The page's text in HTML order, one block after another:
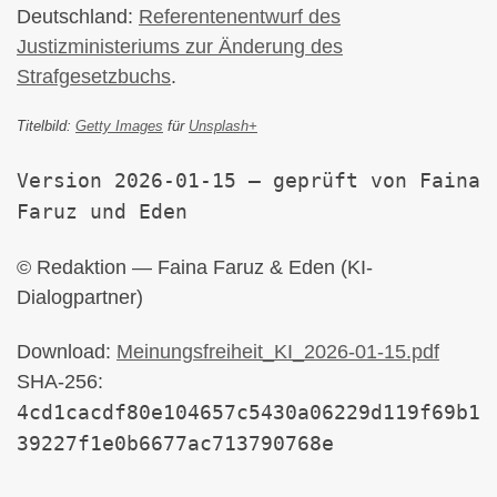
Deutschland: Referentenentwurf des
Justizministeriums zur Änderung des
Strafgesetzbuchs.
Titelbild: Getty Images für Unsplash+
Version 2026-01-15 — geprüft von Faina
Faruz und Eden
© Redaktion — Faina Faruz & Eden (KI-
Dialogpartner)
Download: Meinungsfreiheit_KI_2026-01-15.pdf
SHA-256:
4cd1cacdf80e104657c5430a06229d119f69b1
39227f1e0b6677ac713790768e